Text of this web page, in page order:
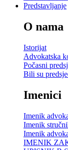
Predstavljanje
O nama
Istorijat
Advokatska
Počasni
Bili su
Imenici
Imenik
Imenik
Imenik
IMENIK